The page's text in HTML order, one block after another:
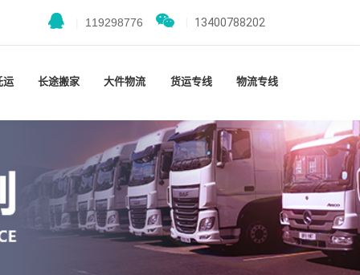
119298776 13400788202
运 长途搬家 大件物流 货运专线 物流专线